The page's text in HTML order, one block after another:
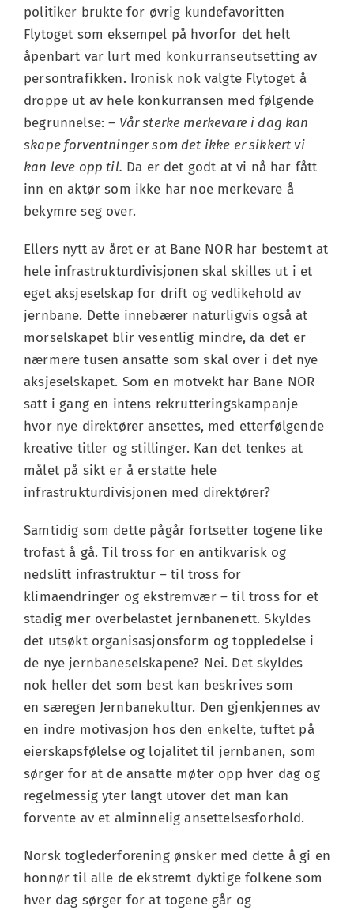
politiker brukte for øvrig kundefavoritten
Flytoget som eksempel på hvorfor det helt
åpenbart var lurt med konkurranseutsetting av
persontrafikken. Ironisk nok valgte Flytoget å
droppe ut av hele konkurransen med følgende
begrunnelse:– Vår sterke merkevare i dag kan
skape forventninger som det ikke er sikkert vi
kan leve opp til. Da er det godt at vi nå har fått
inn en aktør som ikke har noe merkevare å
bekymre seg over.
Ellers nytt av året er at Bane NOR har bestemt at
hele infrastrukturdivisjonen skal skilles ut i et
eget aksjeselskap for drift og vedlikehold av
jernbane. Dette innebærer naturligvis også at
morselskapet blir vesentlig mindre, da det er
nærmere tusen ansatte som skal over i det nye
aksjeselskapet. Som en motvekt har Bane NOR
satt i gang en intens rekrutteringskampanje
hvor nye direktører ansettes, med etterfølgende
kreative titler og stillinger. Kan det tenkes at
målet på sikt er å erstatte hele
infrastrukturdivisjonen med direktører?
Samtidig som dette pågår fortsetter togene like
trofast å gå. Til tross for en antikvarisk og
nedslitt infrastruktur – til tross for
klimaendringer og ekstremvær – til tross for et
stadig mer overbelastet jernbanenett. Skyldes
det utsøkt organisasjonsform og toppledelse i
de nye jernbaneselskapene? Nei. Det skyldes
nok heller det som best kan beskrives som
en særegen Jernbanekultur. Den gjenkjennes av
en indre motivasjon hos den enkelte, tuftet på
eierskapsfølelse og lojalitet til jernbanen, som
sørger for at de ansatte møter opp hver dag og
regelmessig yter langt utover det man kan
forvente av et alminnelig ansettelsesforhold.
Norsk toglederforening ønsker med dette å gi en
honnør til alle de ekstremt dyktige folkene som
hver dag sørger for at togene går og